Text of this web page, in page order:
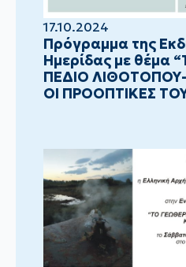
17.10.2024
Πρόγραμμα της
Ημερίδας με θέμα
ΠΕΔΙΟ
ΟΙ ΠΡΟΟΠΤΙΚΕΣ